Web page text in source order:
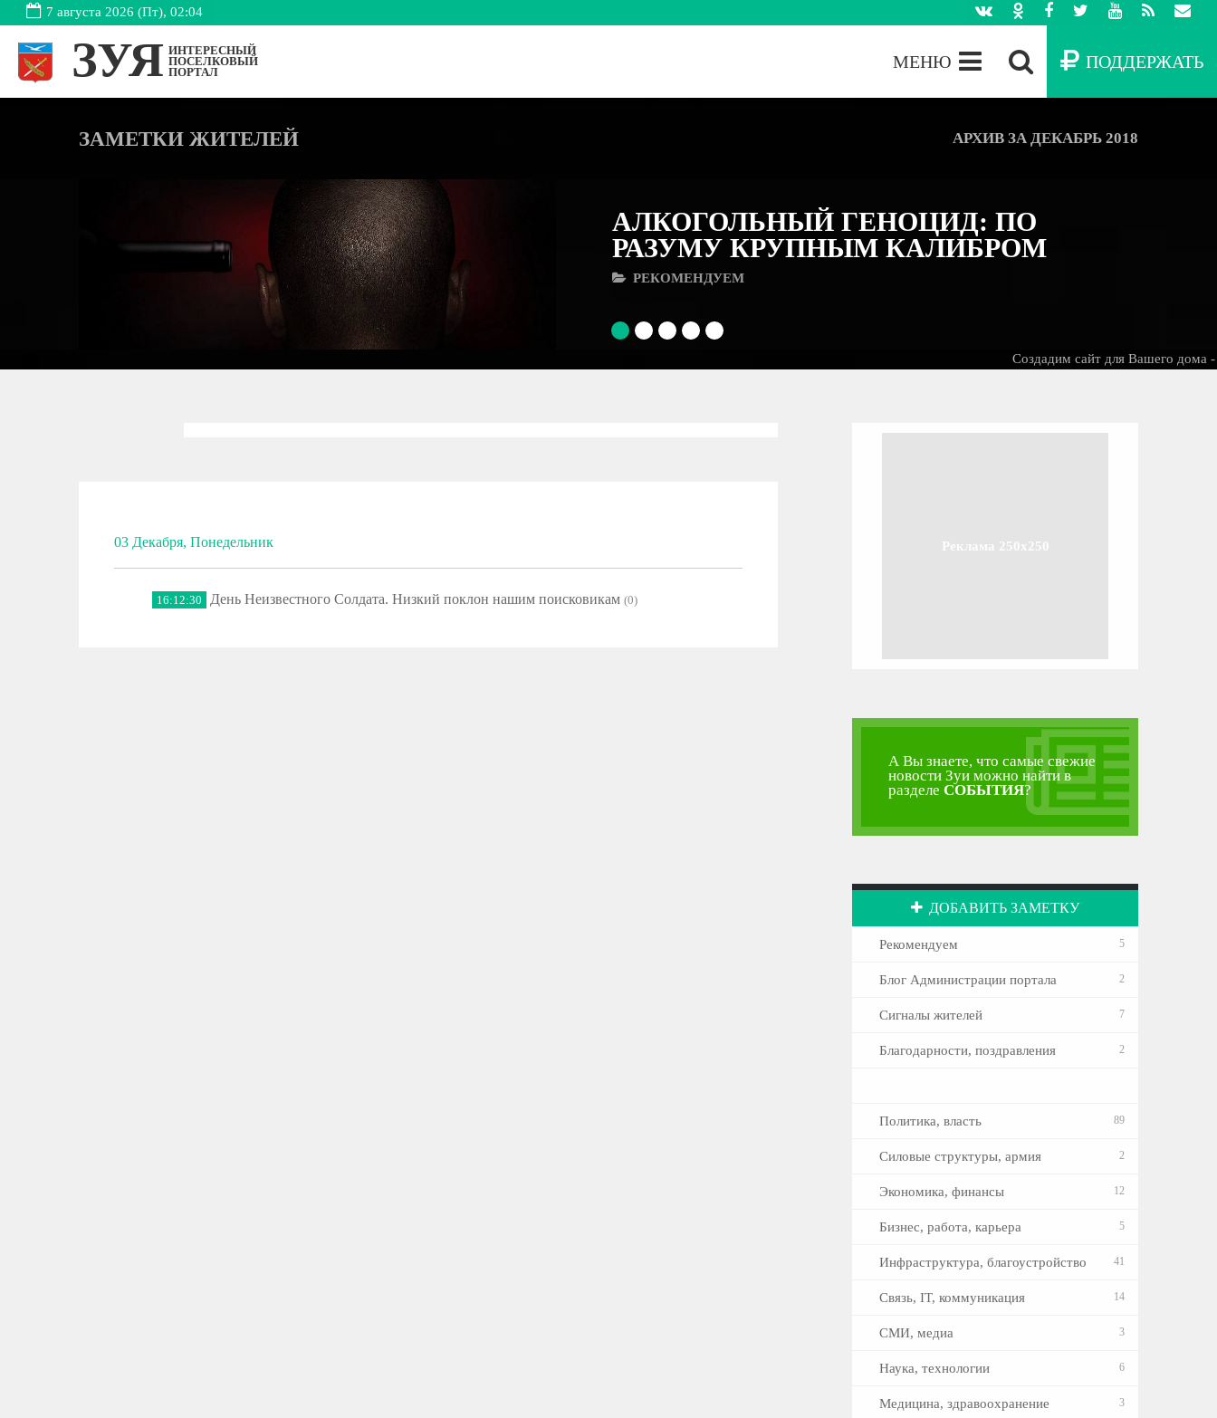
7 августа 2026 (Пт), 02:04
ЗУЯ ИНТЕРЕСНЫЙ
ПОСЕЛКОВЫЙ
ПОРТАЛ
ПОДДЕРЖАТЬ
МЕНЮ
ЗАМЕТКИ ЖИТЕЛЕЙ АРХИВ ЗА ДЕКАБРЬ 2018
АЛКОГОЛЬНЫЙ ГЕНОЦИД: ПО
РАЗУМУ КРУПНЫМ КАЛИБРОМ
РЕКОМЕНДУЕМ
1 2 3 4
Создадим сайт для Вашего дома -
03 Декабря, Понедельник
16:12:30 День Неизвестного Солдата. Низкий поклон нашим поисковикам (0)
Реклама 250x250
А Вы знаете, что самые свежие
новости Зуи можно найти в
разделеСОБЫТИЯ?
ДОБАВИТЬ ЗАМЕТКУ
Рекомендуем 5
Блог Администрации портала 2
Сигналы жителей 7
Благодарности, поздравления 2
Политика, власть 89
Силовые структуры, армия 2
Экономика, финансы 12
Бизнес, работа, карьера 5
Инфраструктура, благоустройство 41
Связь, IT, коммуникация 14
СМИ, медиа 3
Наука, технологии 6
Медицина, здравоохранение 3